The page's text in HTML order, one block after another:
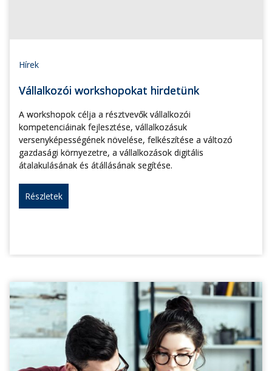
Hírek
Vállalkozói workshopokat hirdetünk
A workshopok célja a résztvevők vállalkozói
kompetenciáinak fejlesztése, vállalkozásuk
versenyképességének növelése, felkészítése a változó
gazdasági környezetre, a vállalkozások digitális
átalakulásának és átállásának segítése.
Részletek